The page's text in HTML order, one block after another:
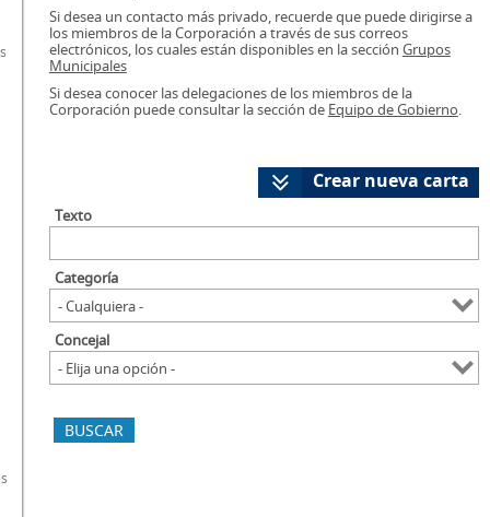
Si desea un contacto más privado, recuerde que puede dirigirse a
los miembros de la Corporación a través de sus correos
electrónicos, los cuales están disponibles en la sección Grupos
Municipales
Si desea conocer las delegaciones de los miembros de la
Corporación puede consultar la sección de Equipo de Gobierno.
Crear nueva carta
Texto
Categoría
Concejal